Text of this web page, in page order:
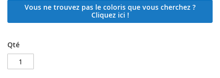
Vous ne trouvez pas le coloris que vous cherchez ?
Cliquez ici !
Qté